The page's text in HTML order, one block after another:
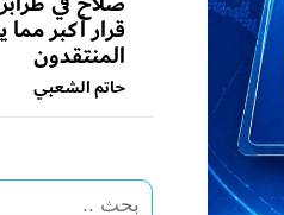
قرار أكبر مما
المنتقدون
حاتم الشعبي